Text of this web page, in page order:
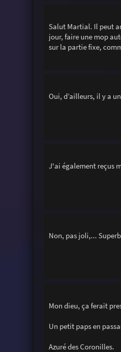
Salut Martial. Il peut
jour, faire une mop
sur la partie fixe,
Oui, d’ailleurs, il y a
J'ai également reçus
Non, pas joli,...
Mon dieu, ça ferait
Un petit paps en
Azuré des Coronilles.